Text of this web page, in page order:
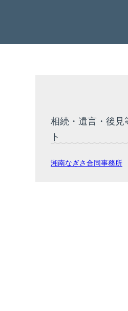
相続・遺言・後見
ト
湘南なぎさ合同事務所